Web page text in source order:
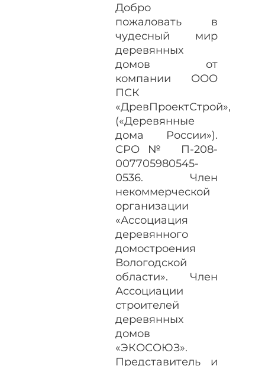
Добро
пожаловать в
чудесный мир
деревянных
домов от
компании ООО
ПСК
«ДревПроектСтрой»,
(«Деревянные
дома России»).
СРО№ П-208-
007705980545-
0536. Член
некоммерческой
организации
«Ассоциация
деревянного
домостроения
Вологодской
области». Член
Ассоциации
строителей
деревянных
домов
«ЭКОСОЮЗ».
Представитель и